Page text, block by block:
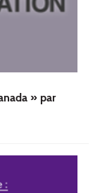
» par